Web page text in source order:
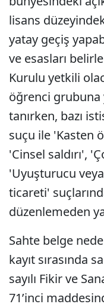
lisans
yatay geçiş
ve esasları
Kurulu yetkili
öğrenci grubuna
tanırken, bazı
suçu ile 'Kasten
'Cinsel saldırı',
'Uyuşturucu
ticareti'
düzenlemeden
Sahte belge
kayıt sırasında
sayılı Fikir ve
71’inci